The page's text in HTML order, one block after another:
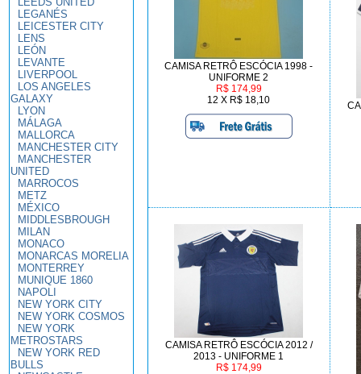
LEGANÉS
LEICESTER CITY
LENS
LEÓN
LEVANTE
LIVERPOOL
LOS ANGELES
GALAXY
LYON
MÁLAGA
MALLORCA
MANCHESTER CITY
MANCHESTER
UNITED
MARROCOS
METZ
MÉXICO
MIDDLESBROUGH
MILAN
MONACO
MONARCAS MORELIA
MONTERREY
MUNIQUE 1860
NAPOLI
NEW YORK CITY
NEW YORK COSMOS
NEW YORK
METROSTARS
NEW YORK RED
BULLS
CAMISA RETRÔ ESCÓCIA 1998 -
UNIFORME 2
R$ 174,99
12 X R$ 18,10
CAMISA RETRÔ ESCÓCIA 2012 /
2013 - UNIFORME 1
R$ 174,99